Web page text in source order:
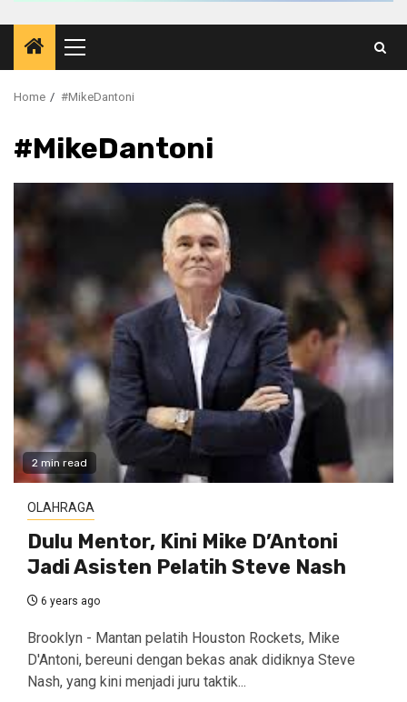
Primary
Menu
Home #MikeDantoni
#MikeDantoni
2 min read
OLAHRAGA
Dulu Mentor, Kini Mike D’Antoni
Jadi Asisten Pelatih Steve Nash
6 years ago
Brooklyn - Mantan pelatih Houston Rockets, Mike
D'Antoni, bereuni dengan bekas anak didiknya Steve
Nash, yang kini menjadi juru taktik...